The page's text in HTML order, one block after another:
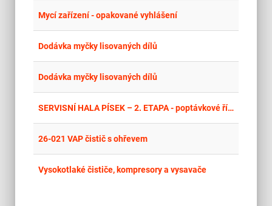
Mycí zařízení - opakované vyhlášení
Dodávka myčky lisovaných dílů
Dodávka myčky lisovaných dílů
SERVISNÍ HALA PÍSEK – 2. ETAPA - poptávkové řízení
26-021 VAP čistič s ohřevem
Vysokotlaké čističe, kompresory a vysavače